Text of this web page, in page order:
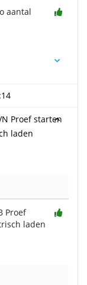
aantal
Proef starten
laden
Proef
laden